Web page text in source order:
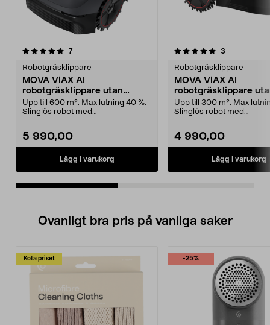
7recensioner
Robotgräsklippare
MOVA ViAX AI
robotgräsklippare utan
slinga, 600 m²
Upp till 600 m². Max lutning 40 %.
Slinglös robot med
5 990,00
Lägg i varukorg
5.0av 5 stjärnor 3
Robotgräsklippare
MOVA ViAX AI
robotgräsklippare
slinga, 300 m2
Upp till 300 m². Max
Slinglös robot med
4 990,00
Lägg i varukorg
3.5av 5 stjärnor
Ovanligt bra pris på vanliga saker
Kolla priset -25%